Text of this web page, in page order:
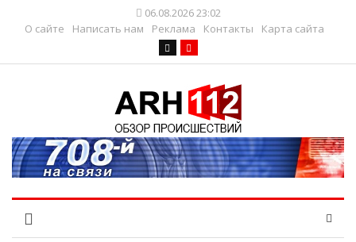
06.08.2026 23:02
О сайте
Написать нам Реклама Контакты Карта сайта